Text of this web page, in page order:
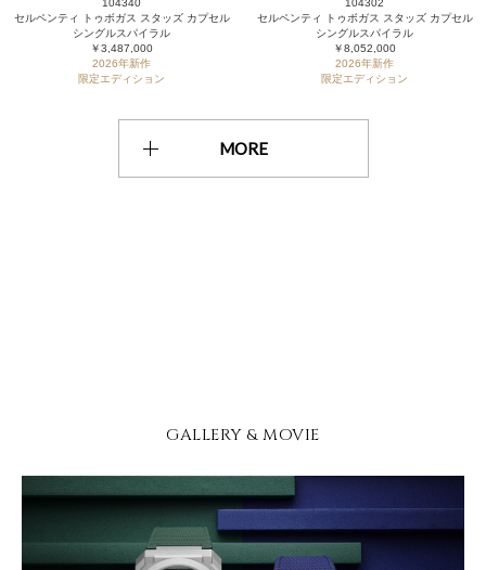
104340
セルペンティ トゥボガス スタッズ カプセル
シングルスパイラル
￥3,487,000
2026年新作
限定エディション
104302
セルペンティ トゥボガス スタッズ カプセル
シングルスパイラル
￥8,052,000
2026年新作
限定エディション
MORE
GALLERY & MOVIE